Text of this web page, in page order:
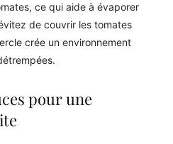
ce qui aide à évaporer
de couvrir les tomates
crée un environnement
pour une